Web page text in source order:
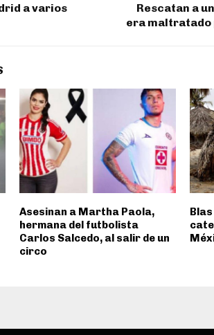
a varios
Rescatan a
era maltratado
Asesinan a Martha Paola,
hermana del futbolista
Carlos Salcedo, al salir de un
circo